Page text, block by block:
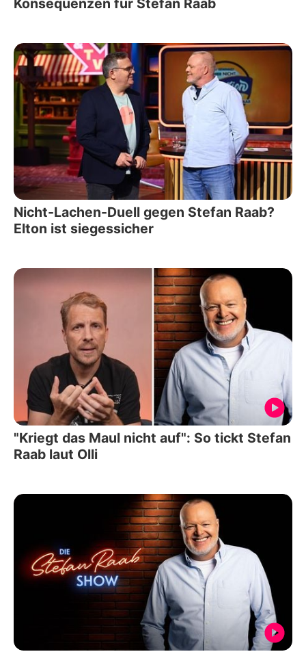
Konsequenzen für Stefan Raab
Nicht-Lachen-Duell gegen Stefan Raab?
Elton ist siegessicher
"Kriegt das Maul nicht auf": So tickt Stefan
Raab laut Olli